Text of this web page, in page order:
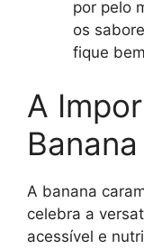
por pelo
os
fique
A
A banana
celebra a
acessível e